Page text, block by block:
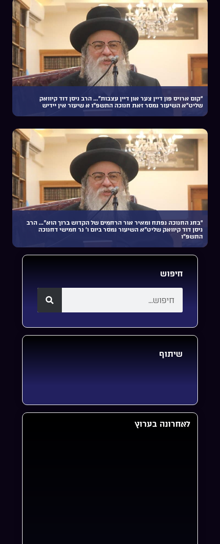
“קום ארויס פון דיין צער און דיין עצבות”… הרב ניסן דוד קיוואק
שליט”א השיעור נמסר זאת חנוכה התשפ”ו א שיעור אין יידיש
“בחג החנוכה נפתח ומאיר אור הרחמים של הקדוש ברוך הוא”… הרב
ניסן דוד קיוואק שליט”א השיעור נמסר ביום ו’ נר חמישי דחנוכה
התשפ”ו
חיפוש
שיתוף
לאחרונה בערוץ